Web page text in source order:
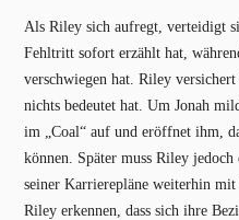
Als Riley sich aufregt, verteidigt
Fehltritt sofort erzählt hat,
verschwiegen hat. Riley
nichts bedeutet hat. Um Jonah
im „Coal“ auf und eröffnet ihm,
können. Später muss Riley
seiner Karrierepläne weiterhin
Riley erkennen, dass sich ihre